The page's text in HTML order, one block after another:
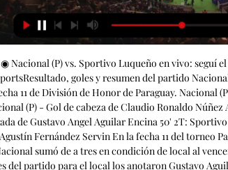
◉ Nacional (P) vs. Sportivo Luqueño en vivo: seguí el partido minuto a minuto - TyC SportsResultado, goles y resumen del partido Nacional (P) vs. Sportivo Luqueño, por la fecha 11 de División de Honor de Paraguay. Nacional (P) vs Sportivo Luqueño Fin 95' 2T: Nacional (P) - Gol de cabeza de Claudio Ronaldo Núñez Aquino 68' 2T: Nacional (P) - Gol de jugada de Gustavo Angel Aguilar Encina 50' 2T: Sportivo Luqueño - Gol de jugada de Diego Agustín Fernández Servin En la fecha 11 del torneo Paraguay - Torneo Clausura 2023, Nacional sumó de a tres en condición de local al vencer este viernes a Sp. Luqueño. Los goles del partido para el local los anotaron Gustavo Aguilar (23' 2T) y Claudio Núñez (50' 2T). 

50' 2T: Gol de Nacional (P)Claudio Ronaldo Núñez Aquino pone a Nacional (P) 2 a 1 frente a Sportivo Luqueño. 50' 2T: Córner para Nacional (P)¡La pelota se fue al córner! Deberá reponer desde la esquina Nacional (P). El encargado de tirarlo es Enzo Gabriel Trinidad. 49' 2T: Córner para Nacional (P)¡La pelota se fue al córner! Deberá reponer desde la esquina Nacional (P). 40' 2T: Cambio en Nacional (P)Sale Facundo Velazco, entra Leandro Meza. 40' 2T: Cambio en Nacional (P)Sale Mathías Martínez, entra José Ariel Núñez. 32' 2T: Córner para Sportivo Luqueño¡La pelota se fue al córner! Deberá reponer desde la esquina Sportivo Luqueño. 

Nacional Asunción - Fútbol, Paraguay: resultados y partidos, Nacional Asunción - Libertad en directo - Soccerstand. comResultados y partidos de Nacional Asunción (Fútbol - Paraguay) en Soccerstand. com: ¡sigue los resultados en directo de Nacional Asunción, resultados finales, partidos y clasificaciones en esta página! Soccerstand. 

El encargado de tirarlo es Diego Agustín Fernández Servin. 30' 2T: Cambio en Sportivo LuqueñoSale Paul Charpentier, entra Diego Acosta. 25' 2T: Córner para Sportivo Luqueño¡La pelota se fue al córner! Deberá reponer desde la esquina Sportivo Luqueño. 25' 2T: Tarjeta amarilla para Juan Fernando AlfaroEl árbitro saca una tarjeta amarilla para Juan Fernando Alfaro. Nacional (P) tiene 2 jugadores amonestados. 23' 2T: Gol de Nacional (P)Francisco Morel pone a Nacional (P) 1 a 1 frente a Sportivo Luqueño. 23' 2T: Córner para Nacional (P)¡La pelota se fue al córner! Deberá reponer desde la esquina Nacional (P). 

Club Nacional - Bienvenido a nuestro sitio web Nacional cayó ante Luqueño en Sajonia. Leer más. La Academia vuelve al triunfo Campeonato Clausura 2023-Fecha 11. Nacional vs. Sportivo Luqueño. Viernes 15 ...

El encargado de tirarlo es Roberto Mathías Martínez Pereira. 22' 2T: Cambio en Sportivo LuqueñoSale Lucas Barrios, entra Matías Castro. 16' 2T: Cambio en Nacional (P)Sale Edgardo Daniel Orzusa Cáceres, entra Francisco Morel. 16' 2T: Cambio en Nacional (P)Sale Feliciano Brizuela, entra Enzo Trinidad. 

Fútbol, Paraguay: resultados y partidos, Nacional Asunción sigue los resultados en directo de Nacional Asunción, resultados finales, partidos y clasificaciones en esta página! Nacional Asunción - Sportivo Luqueño.

Por su parte, los dirigidos por Julio César Cáceres se pararon con un esquema 4-4-2 con Alfredo Aguilar bajo los tres palos; Rodi Ferreira, Pablo Aguilar, Alan Ledesma y Joel Jiménez en defensa; Rodrigo Rojas, Julio César Báez, Ángel González y Diego Fernández en la mitad de cancha; y Paul Charpentier y Lucas Barrios en la delantera. El árbitro José Méndez fue seleccionado para llevar adelante las acciones del juego. 

El encargado de tirarlo es Feliciano Brizuela Báez. 37' 1T: Córner para Nacional (P)¡La pelota se fue al córner! Deberá reponer desde la esquina Nacional (P). 17' 1T: Córner para Nacional (P)¡La pelota se fue al córner! Deberá reponer desde la esquina Nacional (P). El encargado de tirarlo es Facundo Ezequiel Velazco Flores. 11' 1T: Córner para Nacional (P)¡La pelota se fue al córner! Deberá reponer desde la esquina Nacional (P). Comenzó el partido entre Nacional (P) y Sportivo LuqueñoYa juegan en el estadio Arsenio Erico por la fecha 11 de División de Honor de Paraguay. Formación de Nacional (P) confirmadaTitulares(1) Héctor Espínola(23) Carlos Espínola(36) Ismael Benegas(14) Claudio Núñez(6) Fernando Román Villalba(32) Feliciano Brizuela(5) Edgardo Orzusa(26) Juan Fernando Alfaro(7) Mathías Martínez(8) Facundo Velazco(21) Gustavo AguilarSuplentes(40) Aldo Pérez(4) Gastón Benítez(13) Leandro Meza(17) Enzo Trinidad(15) Francisco Morel(33) Orlando Gaona Lugo(22) José Ariel NúñezEntrenador: Juan Pablo PumpidoFormación de Sportivo Luqueño confirmadaTitulares(12) Alfredo Aguilar(2) Rodi Ferreira(23) Pablo Aguilar(24) Alan Ledesma(6) Joel Jiménez(18) Rodrigo Rojas(27) Julio César Báez(29) Ángel González(26) Diego Fernández(9) Paul Charpentier(19) Lucas BarriosSuplentes(1) Gonzalo Falcón(34) Diego Vera(8) Jorge Mendoza(14) Fernando Benítez(7) Derlis Alegre(30) Matías Castro(28) Diego AcostaEntrenador: Julio César CáceresTabla de posiciones del torneo: División de Honor de Paraguay que juegan Nacional (P) y Sportivo LuqueñoDe cara al partido entre Nacional (P) y Sportivo Luqueño es importante analizar cómo viene la tabla de posiciones de División de Honor de Paraguay En qué estadio jugarán Nacional (P) vs. 

13' 2T: Tarjeta amarilla para Facundo Ezequiel Velazco FloresEl árbitro saca una tarjeta amarilla para Facundo Ezequiel Velazco Flores. Nacional (P) tiene un jugador amonestado. 7' 2T: Tarjeta amarilla para Joel Elías Ronaldo Jiménez CabreraEl árbitro saca una tarjeta amarilla para Joel Elías Ronaldo Jiménez Cabrera. Sportivo Luqueño tiene un jugador amonestado. 7' 2T: Tarjeta amarilla para Feliciano Brizuela BáezEl árbitro saca una tarjeta amarilla para Feliciano Brizuela Báez. 5' 2T: Gol de Sportivo LuqueñoDiego Agustín Fernández Servin pone a Sportivo Luqueño 1 a 0 frente a Nacional (P). 0' 2T: Cambio en Sportivo LuqueñoSale Ángel González, entra Derlis Roberto Alegre Amante. Comenzó el segundo tiempo entre Nacional (P) y Sportivo LuqueñoNacional (P) y Sportivo Luqueño empatan 0 a 0. Terminó el primer tiempo entre Nacional (P) y Sportivo LuqueñoNacional (P) y Sportivo Luqueño empatan 0 a 0. 38' 1T: Córner para Nacional (P)¡La pelota se fue al córner! Deberá